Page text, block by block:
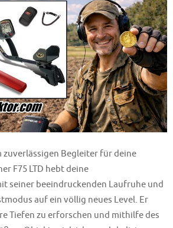
zuverlässigen Begleiter für deine
F75 LTD hebt deine
seiner beeindruckenden Laufruhe und
auf ein völlig neues Level. Er
Tiefen zu erforschen und mithilfe des